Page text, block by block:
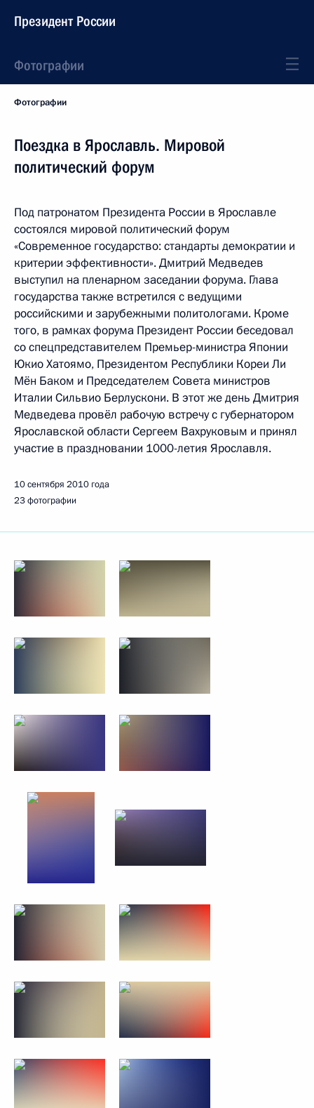
Президент России
Фотографии
Фотографии
Поездка в Ярославль. Мировой
политический форум
Под патронатом Президента России в Ярославле
состоялся мировой политический форум
«Современное государство: стандарты демократии и
критерии эффективности». Дмитрий Медведев
выступил на пленарном заседании форума. Глава
государства также встретился с ведущими
российскими и зарубежными политологами. Кроме
того, в рамках форума Президент России беседовал
со спецпредставителем Премьер-министра Японии
Юкио Хатоямо, Президентом Республики Кореи Ли
Мён Баком и Председателем Совета министров
Италии Сильвио Берлускони. В этот же день Дмитрия
Медведева провёл рабочую встречу с губернатором
Ярославской области Сергеем Вахруковым и принял
участие в праздновании 1000-летия Ярославля.
10 сентября 2010 года
23 фотографии